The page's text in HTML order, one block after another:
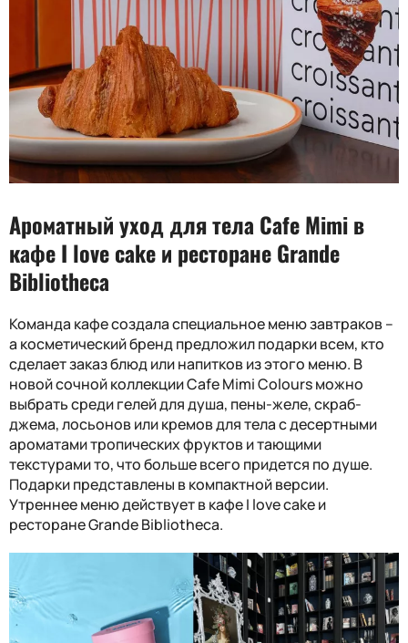
Ароматный уход для тела Cafe Mimi в
кафе I love cake и ресторане Grande
Bibliotheca
Команда кафе создала специальное меню завтраков –
а косметический бренд предложил подарки всем, кто
сделает заказ блюд или напитков из этого меню. В
новой сочной коллекции Cafe Mimi Colours можно
выбрать среди гелей для душа, пены-желе, скраб-
джема, лосьонов или кремов для тела с десертными
ароматами тропических фруктов и тающими
текстурами то, что больше всего придется по душе.
Подарки представлены в компактной версии.
Утреннее меню действует в кафе I love cake и
ресторане Grande Bibliotheca.